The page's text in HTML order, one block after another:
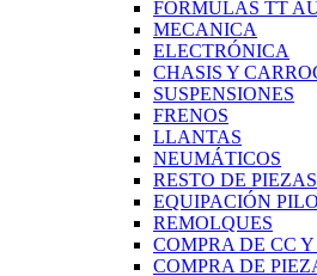
FORMULAS TT
MECANICA
ELECTRÓNICA
CHASIS Y
SUSPENSIONES
FRENOS
LLANTAS
NEUMÁTICOS
RESTO DE PIEZAS
EQUIPACIÓN
REMOLQUES
COMPRA DE CC
COMPRA DE